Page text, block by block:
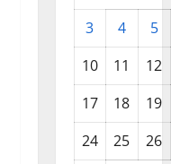
3 4
5
10
11
12
17
18
19
24
25
26